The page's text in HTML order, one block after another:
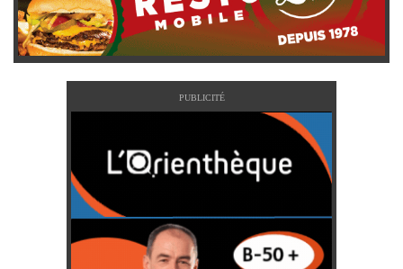
PUBLICITÉ